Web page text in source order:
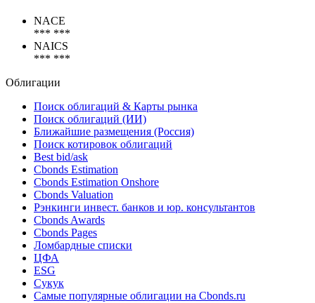
NACE
*** ***
NAICS
*** ***
Облигации
Поиск облигаций & Карты рынка
Поиск облигаций (ИИ)
Ближайшие размещения (Россия)
Поиск котировок облигаций
Best bid/ask
Cbonds Estimation
Cbonds Estimation Onshore
Cbonds Valuation
Рэнкинги инвест. банков и юр. консультантов
Cbonds Awards
Cbonds Pages
Ломбардные списки
ЦФА
ESG
Сукук
Самые популярные облигации на Cbonds.ru